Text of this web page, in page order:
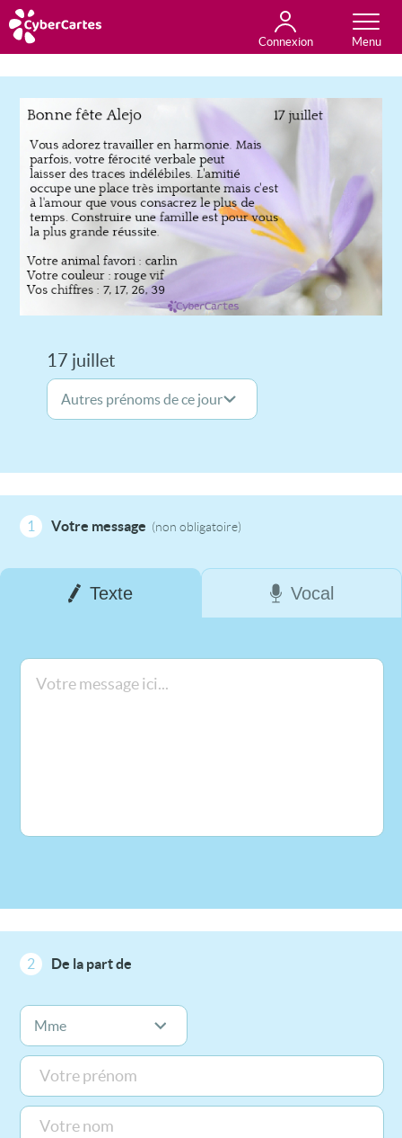
Connexion
Anniversaire
Fête du jour
Amour
Amitié
Merci
Toutes les cartes
17 juillet
1 Votre message (non obligatoire)
Texte Vocal
2 De la part de